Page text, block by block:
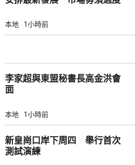
本地 1小時前
李家超與東盟秘書長高金洪會
面
本地 1小時前
新皇崗口岸下周四 舉行首次
測試演練